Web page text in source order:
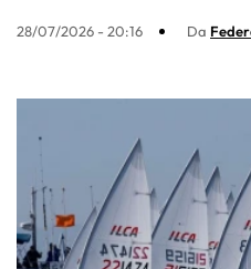
28/07/2026 - 20:16 Da